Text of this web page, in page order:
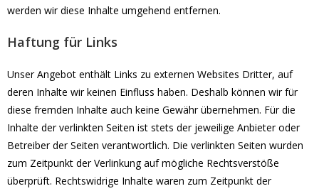
werden wir diese Inhalte umgehend entfernen.
Haftung für Links
Unser Angebot enthält Links zu externen Websites Dritter, auf
deren Inhalte wir keinen Einfluss haben. Deshalb können wir für
diese fremden Inhalte auch keine Gewähr übernehmen. Für die
Inhalte der verlinkten Seiten ist stets der jeweilige Anbieter oder
Betreiber der Seiten verantwortlich. Die verlinkten Seiten wurden
zum Zeitpunkt der Verlinkung auf mögliche Rechtsverstöße
überprüft. Rechtswidrige Inhalte waren zum Zeitpunkt der